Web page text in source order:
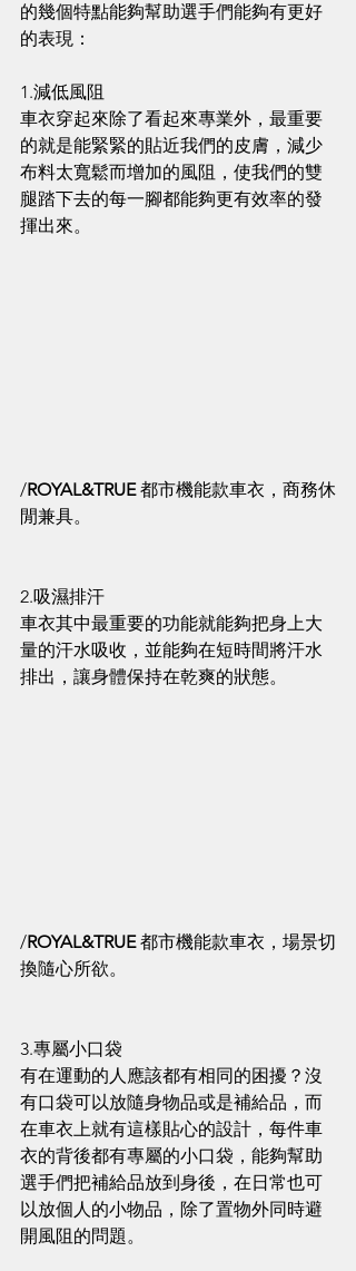
的幾個特點能夠幫助選手們能夠有更好
的表現：
1.減低風阻
車衣穿起來除了看起來專業外，最重要
的就是能緊緊的貼近我們的皮膚，減少
布料太寬鬆而增加的風阻，使我們的雙
腿踏下去的每一腳都能夠更有效率的發
揮出來。
/ROYAL&TRUE 都市機能款車衣，商務休
閒兼具。
2.吸濕排汗
車衣其中最重要的功能就能夠把身上大
量的汗水吸收，並能夠在短時間將汗水
排出，讓身體保持在乾爽的狀態。
/ROYAL&TRUE 都市機能款車衣，場景切
換隨心所欲。
3.專屬小口袋
有在運動的人應該都有相同的困擾？沒
有口袋可以放隨身物品或是補給品，而
在車衣上就有這樣貼心的設計，每件車
衣的背後都有專屬的小口袋，能夠幫助
選手們把補給品放到身後，在日常也可
以放個人的小物品，除了置物外同時避
開風阻的問題。